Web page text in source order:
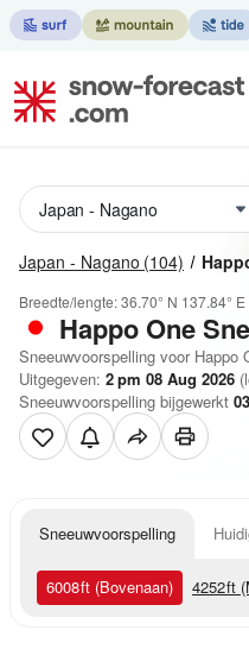
Japan - Nagano (104)
Breedte/lengte:36.70° N 137.84° E
Happo One
Sneeuwvoorspelling voor Happo
Uitgegeven: 2 pm 08 Aug 2026
Sneeuwvoorspelling bijgewerkt 03
Sneeuwvoorspelling
6008ft (Bovenaan) 4252ft